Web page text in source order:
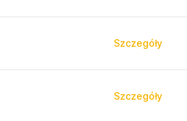
Szczegóły
Szczegóły